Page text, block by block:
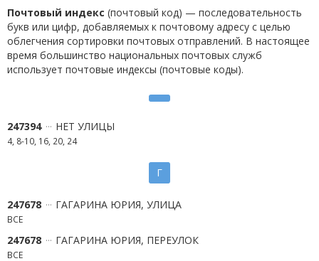
Почтовый индекс (почтовый код) — последовательность
букв или цифр, добавляемых к почтовому адресу с целью
облегчения сортировки почтовых отправлений. В настоящее
время большинство национальных почтовых служб
использует почтовые индексы (почтовые коды).
247394 НЕТ УЛИЦЫ
4, 8-10, 16, 20, 24
Г
247678 ГАГАРИНА ЮРИЯ, УЛИЦА
ВСЕ
247678 ГАГАРИНА ЮРИЯ, ПЕРЕУЛОК
ВСЕ